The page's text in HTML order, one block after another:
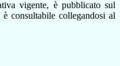
vigente, è pubblicato sul
consultabile collegandosi al